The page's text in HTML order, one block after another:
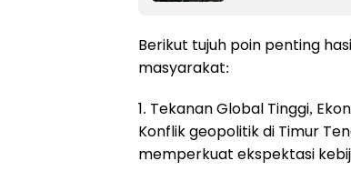
Berikut tujuh poin penting
masyarakat:
1. Tekanan Global Tinggi,
Konflik geopolitik di Timur
memperkuat ekspektasi